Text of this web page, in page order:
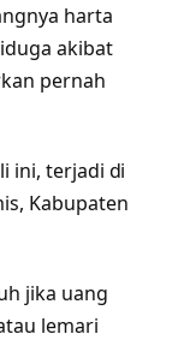
harta
akibat
pernah
ini, terjadi di
Kabupaten
jika uang
lemari